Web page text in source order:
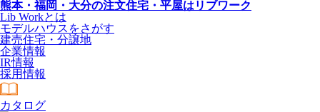
熊本・福岡・大分の注文住宅・平屋はリブワーク
Lib Workとは
モデルハウスをさがす
建売住宅・分譲地
企業情報
IR情報
採用情報
カタログ